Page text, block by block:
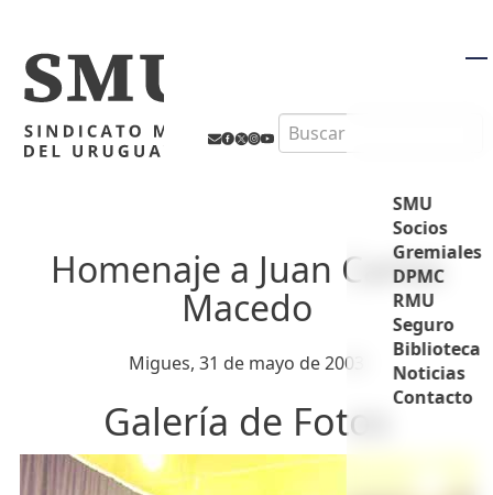
Search
SMU
Socios
Gremiales
DPMC
RMU
Seguro
Biblioteca
Noticias
Contacto
Homenaje a Juan Carlos
Macedo
Migues, 31 de mayo de 2003
Galería de Fotos